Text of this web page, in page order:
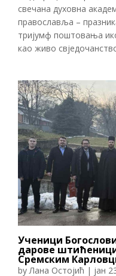
свечана духовна
православља –
тријумф поштовања
као живо
Ученици
дарове
Сремским
by Лана Остојић | јан